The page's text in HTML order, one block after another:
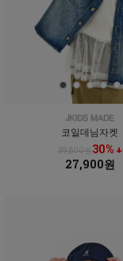
코일데님자켓
39,800원 30% ↓
27,900원